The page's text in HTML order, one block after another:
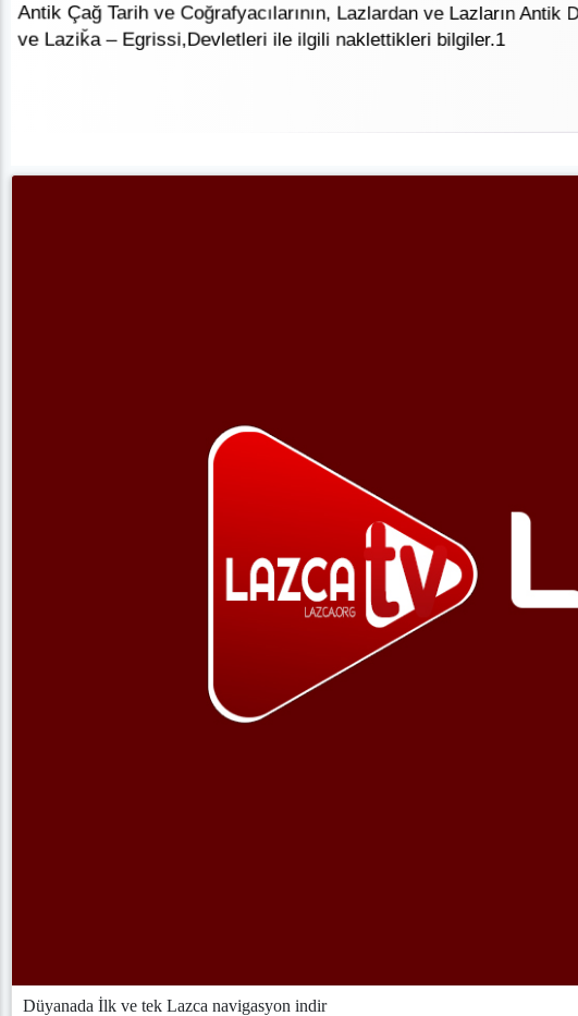
Antik Çağ Tarih ve Coğrafyacılarının, Lazlardan ve Lazların Antik
ve Laziǩa – Egrissi,Devletleri ile ilgili naklettikleri bilgiler.1
Düyanada İlk ve tek Lazca navigasyon indir